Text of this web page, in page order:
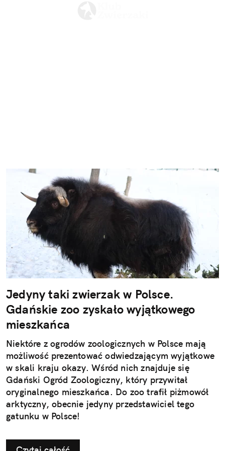
Jedyny taki zwierzak w Polsce.
Gdańskie zoo zyskało wyjątkowego
mieszkańca
Niektóre z ogrodów zoologicznych w Polsce mają
możliwość prezentować odwiedzającym wyjątkowe
w skali kraju okazy. Wśród nich znajduje się
Gdański Ogród Zoologiczny, który przywitał
oryginalnego mieszkańca. Do zoo trafił piżmowół
arktyczny, obecnie jedyny przedstawiciel tego
gatunku w Polsce!